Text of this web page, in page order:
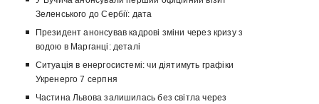
Зеленського до Сербії: дата
Президент анонсував кадрові зміни через кризу з
водою в Марганці: деталі
Ситуація в енергосистемі: чи діятимуть графіки
Укренерго 7 серпня
Частина Львова залишилась без світла через